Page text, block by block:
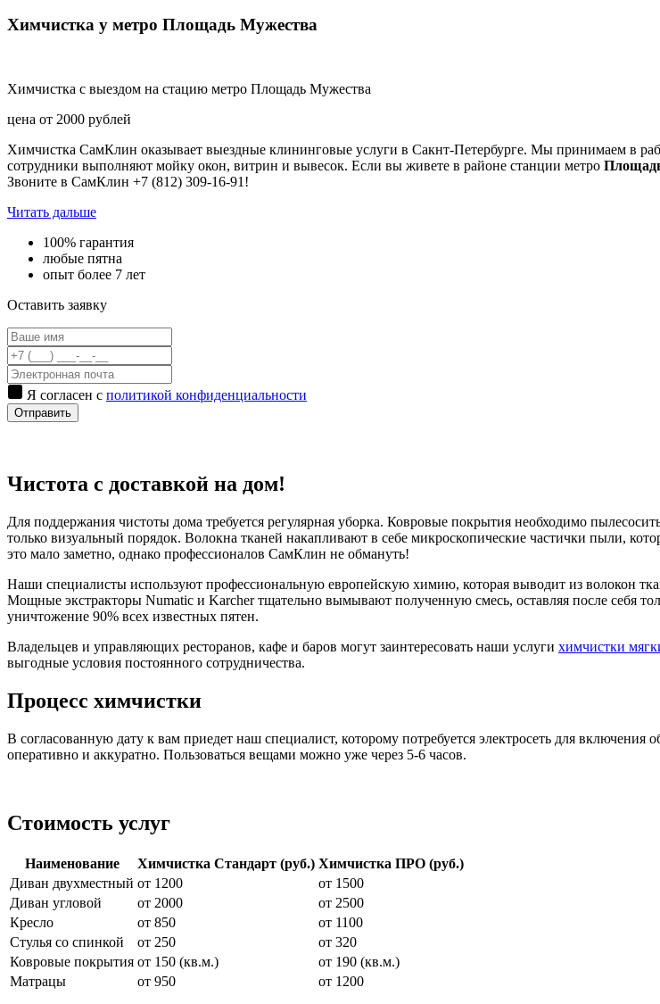
Химчистка у метро Площадь Мужества
Химчистка с выездом на стацию метро Площадь Мужества
цена от 2000 рублей
Химчистка СамКлин оказывает выездные клининговые услуги в Сакнт-Петербурге. Мы принимаем в
сотрудники выполняют мойку окон, витрин и вывесок. Если вы живете в районе станции метро
Звоните в СамКлин +7 (812) 309-16-91!
Читать дальше
100% гарантия
любые пятна
опыт более 7 лет
Оставить заявку
Я согласен с политикой конфиденциальности
Отправить
Чистота с доставкой на дом!
Для поддержания чистоты дома требуется регулярная уборка. Ковровые покрытия необходимо
только визуальный порядок. Волокна тканей накапливают в себе микроскопические частички пыли,
это мало заметно, однако профессионалов СамКлин не обмануть!
Наши специалисты используют профессиональную европейскую химию, которая выводит из волокон
Мощные экстракторы Numatic и Karcher тщательно вымывают полученную смесь, оставляя после себя
уничтожение 90% всех известных пятен.
Владельцев и управляющих ресторанов, кафе и баров могут заинтересовать наши услуги химчистки
выгодные условия постоянного сотрудничества.
Процесс химчистки
В согласованную дату к вам приедет наш специалист, которому потребуется электросеть для включения
оперативно и аккуратно. Пользоваться вещами можно уже через 5-6 часов.
Стоимость услуг
Наименование Химчистка Стандарт (руб.) Химчистка ПРО (руб.)
Диван двухместный от 1200
от 1500
Диван угловой
от 2000
от 2500
Кресло
от 850
от 1100
Стулья со спинкой
от 250
от 320
Ковровые покрытия от 150 (кв.м.)
от 190 (кв.м.)
Матрацы
от 950 от 1200